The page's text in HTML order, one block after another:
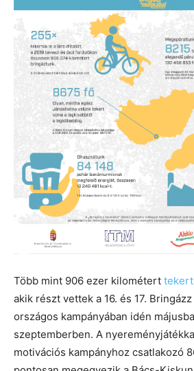
Több mint 906 ezer kilométert
akik részt vettek a 16. és 17.
országos kampányában idén
szeptemberben. A
motivációs kampányhoz csatlakozó